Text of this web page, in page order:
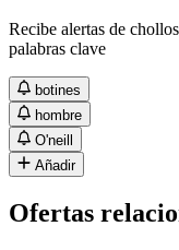
Recibe alertas de
palabras clave
botines
hombre
O'neill
Añadir
Ofertas